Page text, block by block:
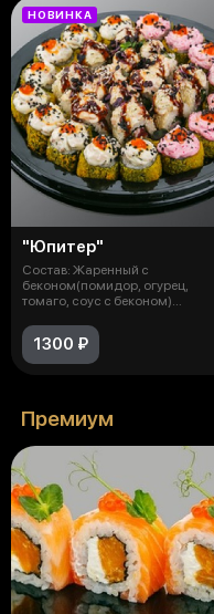
НОВИНКА
"Юпитер"
Состав: Жаренный с
беконом(помидор, огурец,
томаго, соус с беконом)
1300 ₽
Премиум